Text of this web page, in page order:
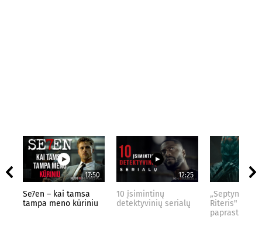
17:50
Se7en – kai tamsa
tampa meno kūriniu
12:25
10 įsimintinų
detektyvinių serialų
„Septynių
Riteris" – kai
paprastumas